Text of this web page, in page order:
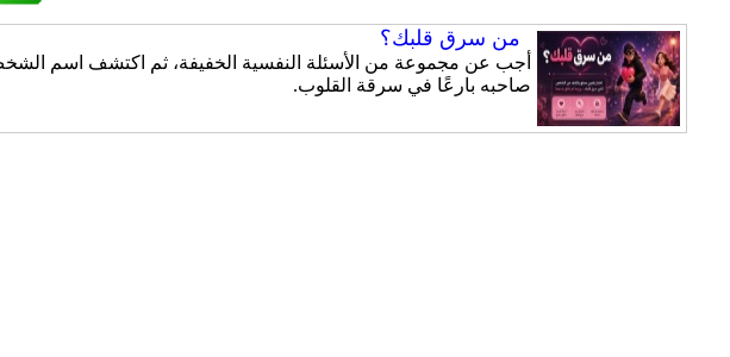
من سرق قلبك؟
أجب عن مجموعة من الأسئلة النفسية الخفيفة، ثم اكتشف اسم
صاحبه بارعًا في سرقة القلوب.